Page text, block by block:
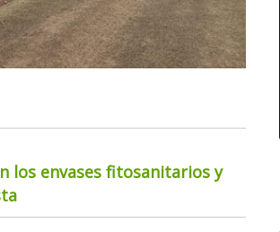
los envases fitosanitarios y